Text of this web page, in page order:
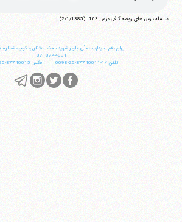
سلسله درس های روضه کافی درس 103 : (2/1/1385)
ایران،قم،میدان مصلّی، بلوار شهید محمّد منتظری، كوچه شماره ٨
3713744381
تلفن14-37740011-25-0098 فکس 37740015-25-0098